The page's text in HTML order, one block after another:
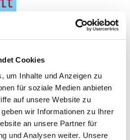
Cookies
um Inhalte und Anzeigen zu
für soziale Medien anbieten
auf unsere Website zu
wir Informationen zu Ihrer
an unsere Partner für
und Analysen weiter. Unsere